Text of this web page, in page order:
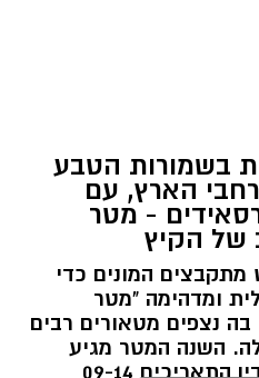
בשמורות הטבע
הארץ, עם
- מטר
של הקיץ
המונים כדי
ומדהימה "מטר
נצפים מטאורים רבים
השנה המטר מגיע